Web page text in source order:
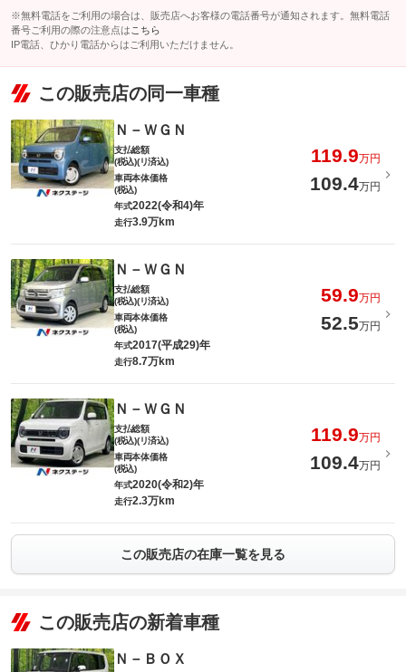
※無料電話をご利用の場合は、販売店へお客様の電話番号が通知されます。無料電話
番号ご利用の際の注意点は こちら
IP電話、ひかり電話からはご利用いただけません。
この販売店の同一車種
Ｎ－ＷＧＮ
支払総額
(税込)(リ済込)
119.9万円
車両本体価格
(税込)
109.4万円
年式2022(令和4)年
走行3.9万km
Ｎ－ＷＧＮ
支払総額
(税込)(リ済込)
59.9万円
車両本体価格
(税込)
52.5万円
年式2017(平成29)年
走行8.7万km
Ｎ－ＷＧＮ
支払総額
(税込)(リ済込)
119.9万円
車両本体価格
(税込)
109.4万円
年式2020(令和2)年
走行2.3万km
この販売店の在庫一覧を見る
この販売店の新着車種
Ｎ－ＢＯＸ